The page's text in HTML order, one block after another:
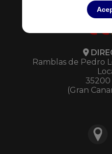
Ramblas de Pedro
(Gran